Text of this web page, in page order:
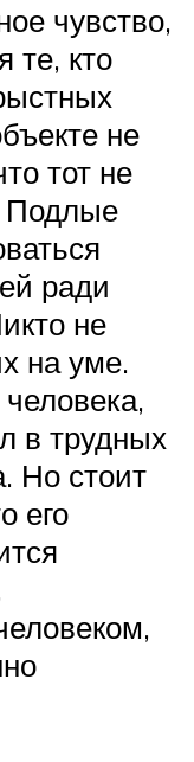
чувство,
те, кто
не
тот не
Подлые
ради
не
на уме.
в трудных
Но стоит
его